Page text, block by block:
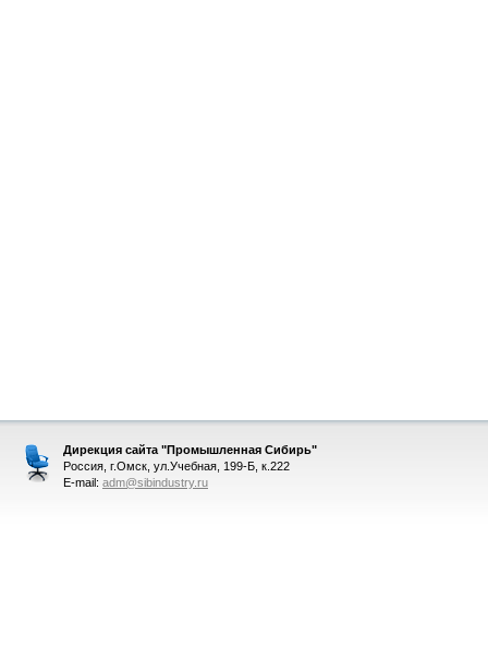
Дирекция сайта "Промышленная Сибирь"
Россия, г.Омск, ул.Учебная, 199-Б, к.222
E-mail: adm@sibindustry.ru